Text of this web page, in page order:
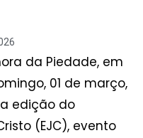
da Piedade, em
01 de março,
edição do
(EJC), evento